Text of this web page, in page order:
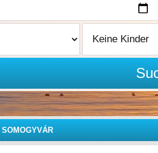
SOMOGYVÁR